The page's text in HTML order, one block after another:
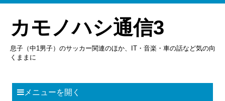
カモノハシ通信3
息子（中1男子）のサッカー関連のほか、IT・音楽・車の話など気の向
くままに
メニューを開く